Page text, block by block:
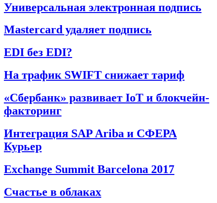
Универсальная электронная подпись
Mastercard удаляет подпись
EDI без EDI?
На трафик SWIFT снижает тариф
«Сбербанк» развивает IoT и блокчейн-
факторинг
Интеграция SAP Ariba и СФЕРА
Курьер
Exchange Summit Barcelona 2017
Счастье в облаках